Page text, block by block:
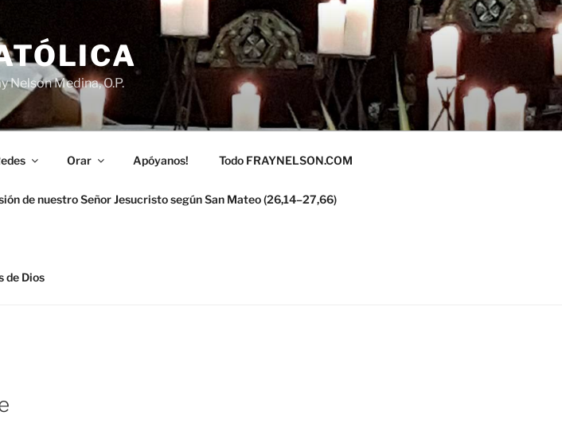
Nelson Medina, O.P.
Orar Apóyanos! Todo FRAYNELSON.COM
de nuestro Señor Jesucristo según San Mateo (26,14–27,66)
de Dios